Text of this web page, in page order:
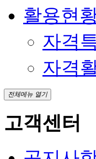
활용현
자격
자격
전체메뉴 열기
고객센터